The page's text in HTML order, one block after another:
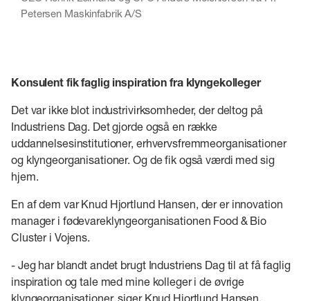
Petersen Maskinfabrik A/S
Konsulent fik faglig inspiration fra klyngekolleger
Det var ikke blot industrivirksomheder, der deltog på
Industriens Dag. Det gjorde også en række
uddannelsesinstitutioner, erhvervsfremmeorganisationer
og klyngeorganisationer. Og de fik også værdi med sig
hjem.
En af dem var Knud Hjortlund Hansen, der er innovation
manager i fødevareklyngeorganisationen Food & Bio
Cluster i Vojens.
- Jeg har blandt andet brugt Industriens Dag til at få faglig
inspiration og tale med mine kolleger i de øvrige
klyngeorganisationer, siger Knud Hjortlund Hansen.